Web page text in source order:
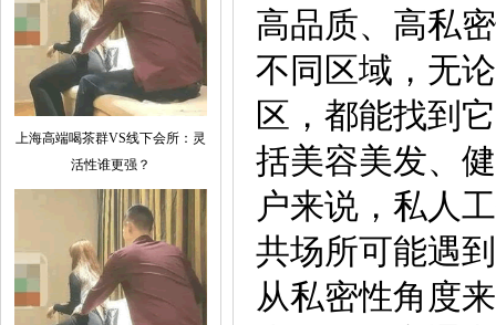
上海高端喝茶群VS线下会所：灵
活性谁更强？
高品质、高私
不同区域，无
区，都能找到
括美容美发、
户来说，私人
共场所可能遇
从私密性角度